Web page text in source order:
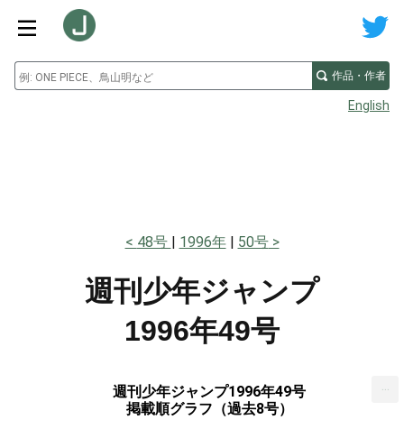
作品・作者
English
48号 1996年 50号
週刊少年ジャンプ
1996年49号
週刊少年ジャンプ1996年49号
掲載順グラフ（過去8号）